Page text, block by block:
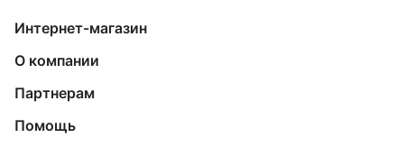
Интернет-магазин
О компании
Партнерам
Помощь